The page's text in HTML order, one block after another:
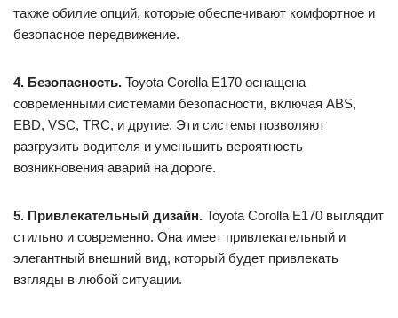
также обилие опций, которые обеспечивают комфортное и
безопасное передвижение.
4. Безопасность. Toyota Corolla E170 оснащена
современными системами безопасности, включая ABS,
EBD, VSC, TRC, и другие. Эти системы позволяют
разгрузить водителя и уменьшить вероятность
возникновения аварий на дороге.
5. Привлекательный дизайн. Toyota Corolla E170 выглядит
стильно и современно. Она имеет привлекательный и
элегантный внешний вид, который будет привлекать
взгляды в любой ситуации.